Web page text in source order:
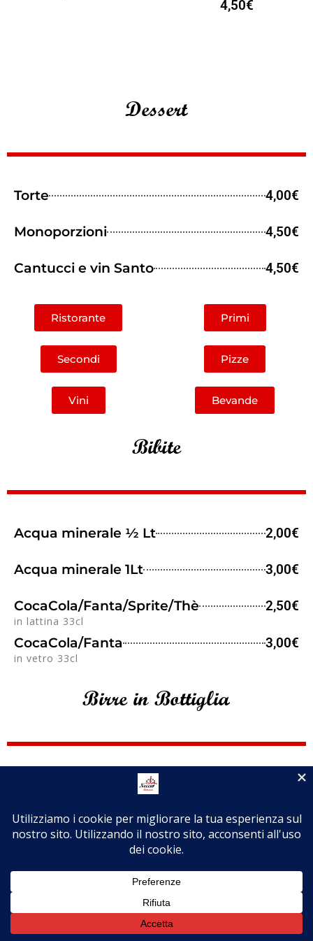
4,50€
Dessert
Torte 4,00€
Monoporzioni 4,50€
Cantucci e vin Santo 4,50€
Ristorante Primi
Secondi Pizze
Vini Bevande
Bibite
Acqua minerale ½ Lt 2,00€
Acqua minerale 1Lt 3,00€
CocaCola/Fanta/Sprite/Thè 2,50€
in lattina 33cl
CocaCola/Fanta 3,00€
in vetro 33cl
Birre in Bottiglia
3,50€
Corona 3,50€
Ichnusa non filtrata